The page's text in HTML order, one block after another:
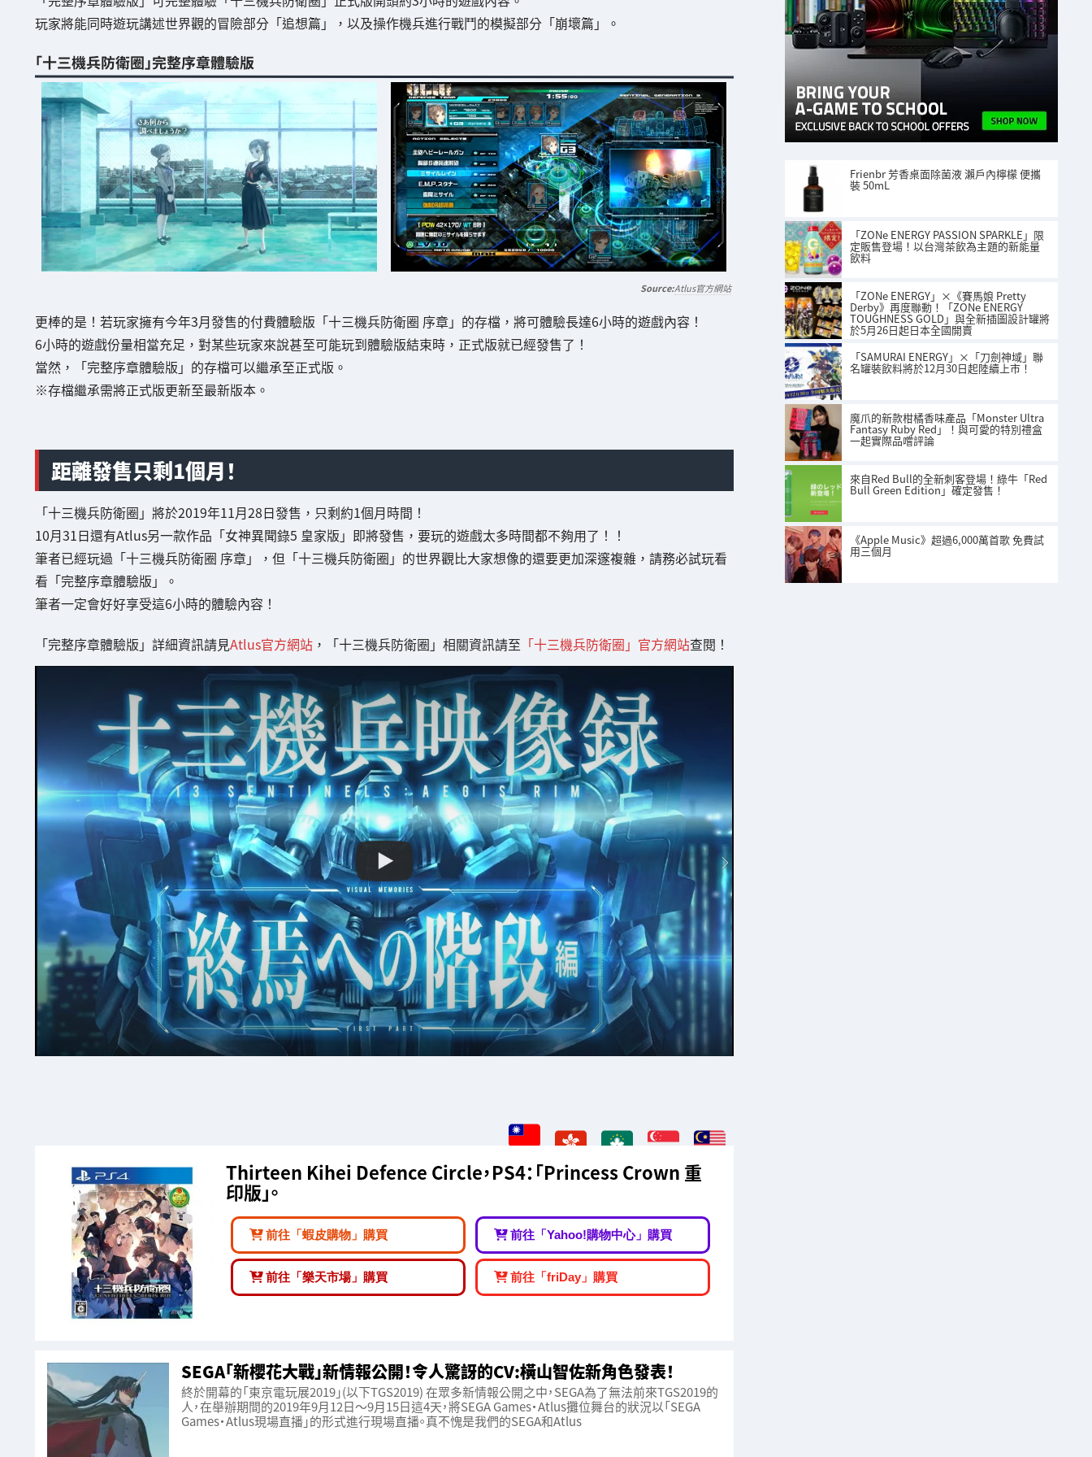
玩家將能同時遊玩講述世界觀的冒險部分「追想篇」，以及操作機兵進行戰鬥的模擬部分「崩壞篇」。
「十三機兵防衛圈」完整序章體驗版
Atlus官方網站
更棒的是！若玩家擁有今年3月發售的付費體驗版「十三機兵防衛圈 序章」的存檔，將可體驗長達6小時的遊戲內容！
6小時的遊戲份量相當充足，對某些玩家來說甚至可能玩到體驗版結束時，正式版就已經發售了！
當然，「完整序章體驗版」的存檔可以繼承至正式版。
※存檔繼承需將正式版更新至最新版本。
距離發售只剩1個月！
「十三機兵防衛圈」將於2019年11月28日發售，只剩約1個月時間！
10月31日還有Atlus另一款作品「女神異聞錄5 皇家版」即將發售，要玩的遊戲太多時間都不夠用了！！
筆者已經玩過「十三機兵防衛圈 序章」，但「十三機兵防衛圈」的世界觀比大家想像的還要更加深邃複雜，請務必試玩看
看「完整序章體驗版」。
筆者一定會好好享受這6小時的體驗內容！
「完整序章體驗版」詳細資訊請見Atlus官方網站，「十三機兵防衛圈」相關資訊請至 「十三機兵防衛圈」官方網站查閱！
Thirteen Kihei Defence Circle，PS4：「Princess Crown 重
印版」。
前往「蝦皮購物」購買 前往「Yahoo!購物中心」購買
前往「樂天市場」購買 前往「friDay」購買
SEGA「新櫻花大戰」新情報公開！令人驚訝的CV:橫山智佐新角色發表！
終於開幕的「東京電玩展2019」(以下TGS2019) 在眾多新情報公開之中，SEGA為了無法前來TGS2019的
人，在舉辦期間的2019年9月12日～9月15日這4天，將SEGA Games・Atlus攤位舞台的狀況以「SEGA
Games・Atlus現場直播」的形式進行現場直播。真不愧是我們的SEGA和Atlus
Frienbr 芳香桌面除菌液 瀨戶內檸檬 便攜
裝 50mL
「ZONe ENERGY PASSION SPARKLE」限
定販售登場！以台灣茶飲為主題的新能量
飲料
「ZONe ENERGY」×《賽馬娘 Pretty
Derby》再度聯動！「ZONe ENERGY
TOUGHNESS GOLD」與全新插圖設計罐將
於5月26日起日本全國開賣
「SAMURAI ENERGY」×「刀劍神域」聯
名罐裝飲料將於12月30日起陸續上市！
魔爪的新款柑橘香味產品「Monster Ultra
Fantasy Ruby Red」！與可愛的特別禮盒
一起實際品嚐評論
來自Red Bull的全新刺客登場！綠牛「Red
Bull Green Edition」確定發售！
《Apple Music》超過6,000萬首歌 免費試
用三個月